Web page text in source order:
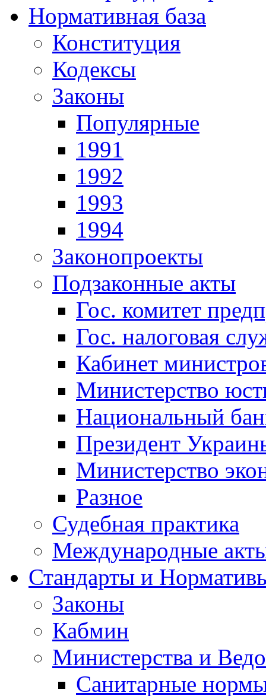
Нормативная база
Конституция
Кодексы
Законы
Популярные
1991
1992
1993
1994
Законопроекты
Подзаконные акты
Гос. комитет
Гос. налоговая
Кабинет
Министерство
Национальный
Президент
Министерство
Разное
Судебная практика
Международные
Стандарты и
Законы
Кабмин
Министерства и
Санитарные